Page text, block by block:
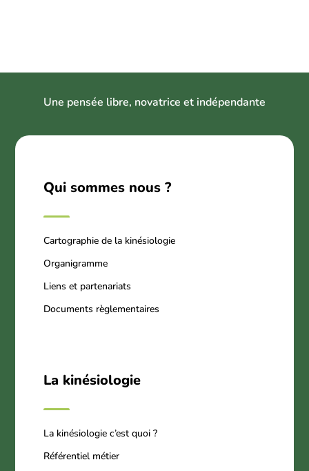
Une pensée libre, novatrice et indépendante
Qui sommes nous ?
Cartographie de la kinésiologie
Organigramme
Liens et partenariats
Documents règlementaires
La kinésiologie
La kinésiologie c’est quoi ?
Référentiel métier